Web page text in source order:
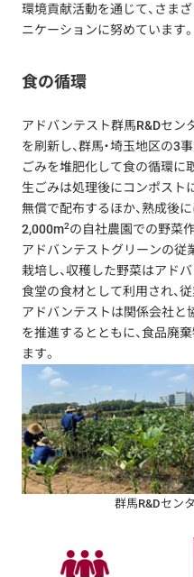
環境貢献活動を通じて、さま
ニケーションに努めています。
食の循環
アドバンテスト群馬R&Dセン
を刷新し、群馬・埼玉地区の3
ごみを堆肥化して食の循環に
生ごみは処理後にコンポスト
無償で配布するほか、熟成後
2,000m2の自社農園での野菜
アドバンテストグリーンの従
栽培し、収穫した野菜はアド
食堂の食材として利用され、
アドバンテストは関係会社と
を推進するとともに、食品廃
ます。
群馬R&Dセン